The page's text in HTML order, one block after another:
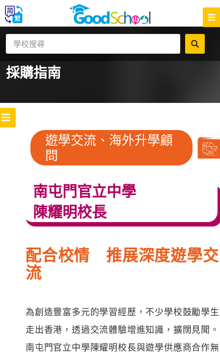
採購指南
遊學交流、海外升學顧
問
南屯門官立中學
陳耀明校長
配合校情 推展深度遊學交
流
為創造豐富多元的學習經歷，不少學校鼓勵學生
走出香港，透過交流體驗增進知識，擴闊見聞。
南屯門官立中學陳耀明校長與遊學供應商合作無